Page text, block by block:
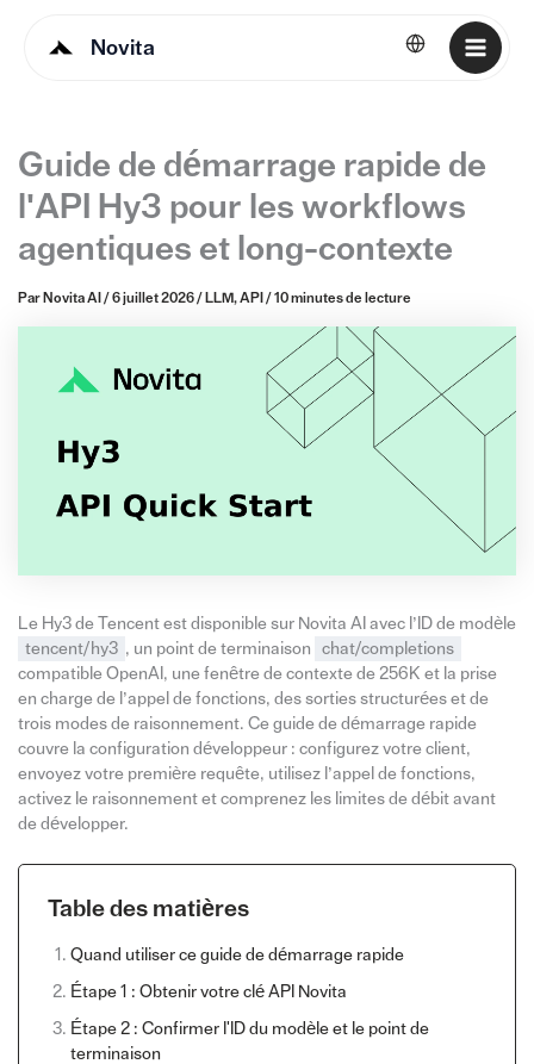
Novita Français
Guide de démarrage rapide de
l'API Hy3 pour les workflows
agentiques et long-contexte
Par Novita AI / 6 juillet 2026/ LLM,API / 10 minutes de lecture
Le Hy3 de Tencent est disponible sur Novita AI avec l’ID de modèle
tencent/hy3 , un point de terminaison
chat/completions
compatible OpenAI, une fenêtre de contexte de 256K et la prise
en charge de l’appel de fonctions, des sorties structurées et de
trois modes de raisonnement. Ce guide de démarrage rapide
couvre la configuration développeur : configurez votre client,
envoyez votre première requête, utilisez l’appel de fonctions,
activez le raisonnement et comprenez les limites de débit avant
de développer.
Table des matières
Quand utiliser ce guide de démarrage rapide
Étape 1 : Obtenir votre clé API Novita
Étape 2 : Confirmer l'ID du modèle et le point de
terminaison